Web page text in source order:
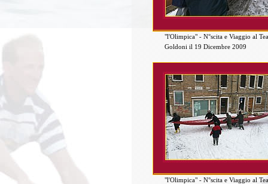
"l'Olimpica" - N°scita e Viaggio al
Goldoni il 19 Dicembre 2009
"l'Olimpica" - N°scita e Viaggio al